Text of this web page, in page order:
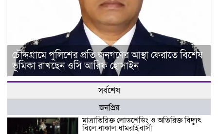
চৌদ্দগ্রামে পুলিশের প্রতি জনগণের আস্থা ফেরাতে বিশেষ
ভূমিকা রাখছেন ওসি আরিফ হোসাইন
সর্বশেষ
জনপ্রিয়
মাত্রাতিরিক্ত লোডশেডিং ও অতিরিক্ত বিদ্যুৎ
বিলে নাকাল ধামরাইবাসী